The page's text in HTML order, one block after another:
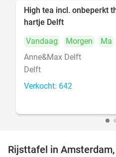
High tea incl. onbeperkt
hartje Delft
Vandaag
Morgen Ma
Anne&Max Delft
Delft
Verkocht: 642
Rijsttafel in